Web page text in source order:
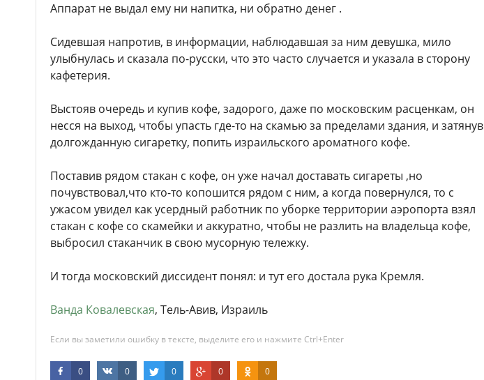
Аппарат не выдал ему ни напитка, ни обратно денег .
Сидевшая напротив, в информации, наблюдавшая за ним девушка, мило
улыбнулась и сказала по-русски, что это часто случается и указала в сторону
кафетерия.
Выстояв очередь и купив кофе, задорого, даже по московским расценкам, он
несся на выход, чтобы упасть где-то на скамью за пределами здания, и затянув
долгожданную сигаретку, попить израильского ароматного кофе.
Поставив рядом стакан с кофе, он уже начал доставать сигареты ,но
почувствовал,что кто-то копошится рядом с ним, а когда повернулся, то с
ужасом увидел как усердный работник по уборке территории аэропорта взял
стакан с кофе со скамейки и аккуратно, чтобы не разлить на владельца кофе,
выбросил стаканчик в свою мусорную тележку.
И тогда московский диссидент понял: и тут его достала рука Кремля.
Ванда Ковалевская, Тель-Авив, Израиль
Если вы заметили ошибку в тексте, выделите его и нажмите Ctrl+Enter
0 0 0 0 0